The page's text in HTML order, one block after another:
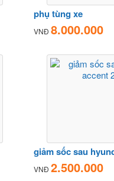
phụ tùng xe
VNĐ8.000.000
giảm sốc sau
VNĐ2.500.000